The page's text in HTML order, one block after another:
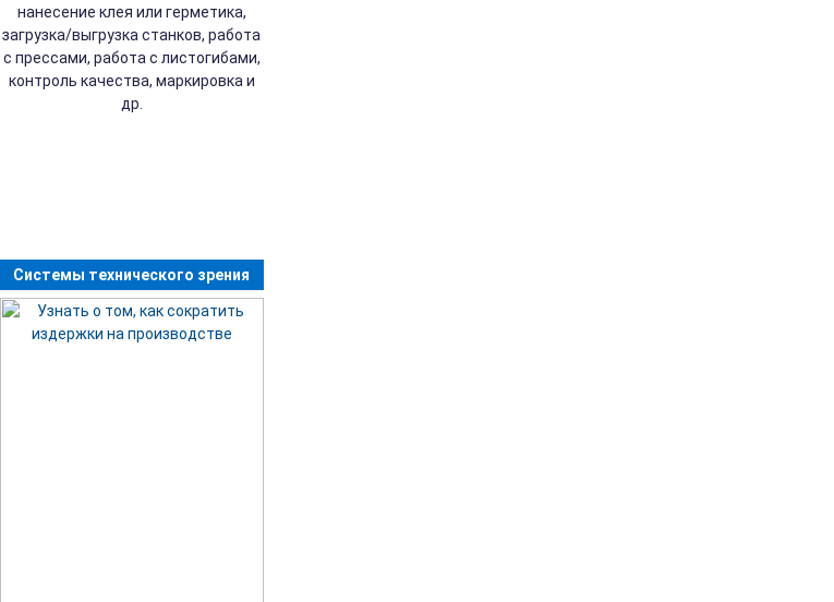
нанесение клея или герметика,
загрузка/выгрузка станков, работа
с прессами, работа с листогибами,
контроль качества, маркировка и
др.
Системы технического зрения